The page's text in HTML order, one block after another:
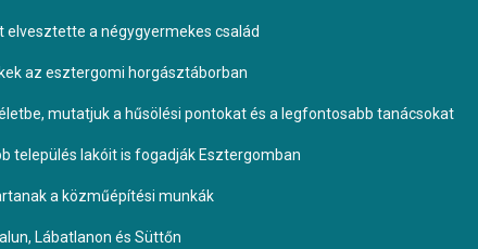
a négygyermekes család
az esztergomi horgásztáborban
mutatjuk a hűsölési pontokat és a legfontosabb tanácsokat
település lakóit is fogadják Esztergomban
a közműépítési munkák
Lábatlanon és Süttőn